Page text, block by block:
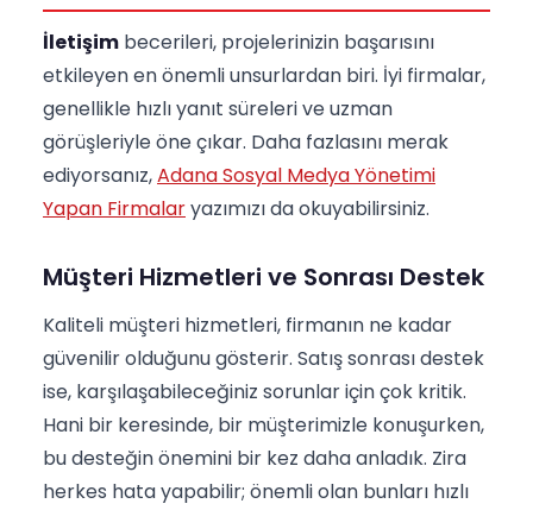
İletişim becerileri, projelerinizin başarısını
etkileyen en önemli unsurlardan biri. İyi firmalar,
genellikle hızlı yanıt süreleri ve uzman
görüşleriyle öne çıkar. Daha fazlasını merak
ediyorsanız,Adana Sosyal Medya Yönetimi
Yapan Firmalaryazımızı da okuyabilirsiniz.
Müşteri Hizmetleri ve Sonrası Destek
Kaliteli müşteri hizmetleri, firmanın ne kadar
güvenilir olduğunu gösterir. Satış sonrası destek
ise, karşılaşabileceğiniz sorunlar için çok kritik.
Hani bir keresinde, bir müşterimizle konuşurken,
bu desteğin önemini bir kez daha anladık. Zira
herkes hata yapabilir; önemli olan bunları hızlı